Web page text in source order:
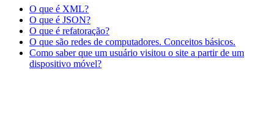
O que é XML?
O que é JSON?
O que é refatoração?
O que são redes de computadores. Conceitos básicos.
Como saber que um usuário visitou o site a partir de um
dispositivo móvel?